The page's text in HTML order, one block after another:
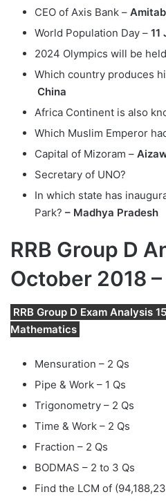
CEO of Axis Bank –
World Population Day – 11
2024 Olympics will be
Which country produces
China
Africa Continent is also
Which Muslim Emperor
Capital of Mizoram –
Secretary of UNO?
In which state has
Park? – Madhya Pradesh
RRB Group D
October 2018
RRB Group D Exam Analysis
Mathematics
Mensuration – 2 Qs
Pipe & Work – 1 Qs
Trigonometry – 2 Qs
Time & Work – 2 Qs
Fraction – 2 Qs
BODMAS – 2 to 3 Qs
Find the LCM of